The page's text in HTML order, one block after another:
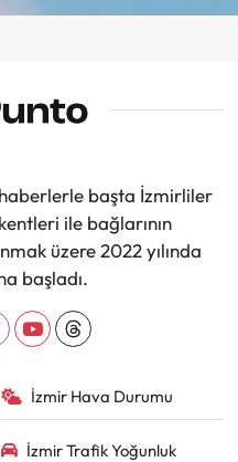
başta İzmirliler
ile bağlarının
üzere 2022 yılında
başladı.
İzmir Hava Durumu
İzmir Trafik Yoğunluk